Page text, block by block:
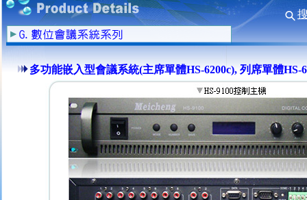
多功能嵌入型會議系統(主席單體HS-6200c), 列席單體HS-